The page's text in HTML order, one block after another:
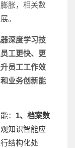
胀，相关数
。
深度学习技
工更快、更
员工工作效
业务创新能
： 1、档案数
知识智能应
结构化处